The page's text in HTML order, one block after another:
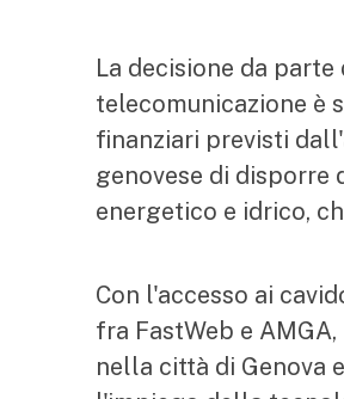
La decisione da
telecomunicazione è
finanziari previsti
genovese di disporre
energetico e idrico,
Con l'accesso ai
fra FastWeb e
nella città di Genova